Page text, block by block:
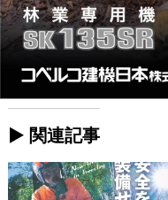
► 関連記事